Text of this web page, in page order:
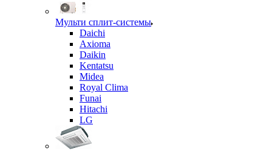
Мульти сплит-системы
Daichi
Axioma
Daikin
Kentatsu
Midea
Royal Clima
Funai
Hitachi
LG